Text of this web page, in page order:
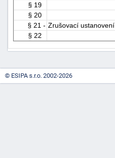
§ 19
§ 20
§ 21 - Zrušovací ustanovení
§ 22
© ESIPA s.r.o. 2002-2026